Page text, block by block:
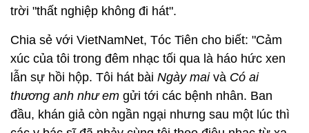
trời "thất nghiệp không đi hát".
Chia sẻ với VietNamNet, Tóc Tiên cho biết: "Cảm
xúc của tôi trong đêm nhạc tối qua là háo hức xen
lẫn sự hồi hộp. Tôi hát bài Ngày maivà Có ai
thương anh như em gửi tới các bệnh nhân. Ban
đầu, khán giả còn ngần ngại nhưng sau một lúc thì